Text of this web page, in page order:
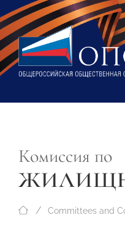
Комиссия по
Committees and